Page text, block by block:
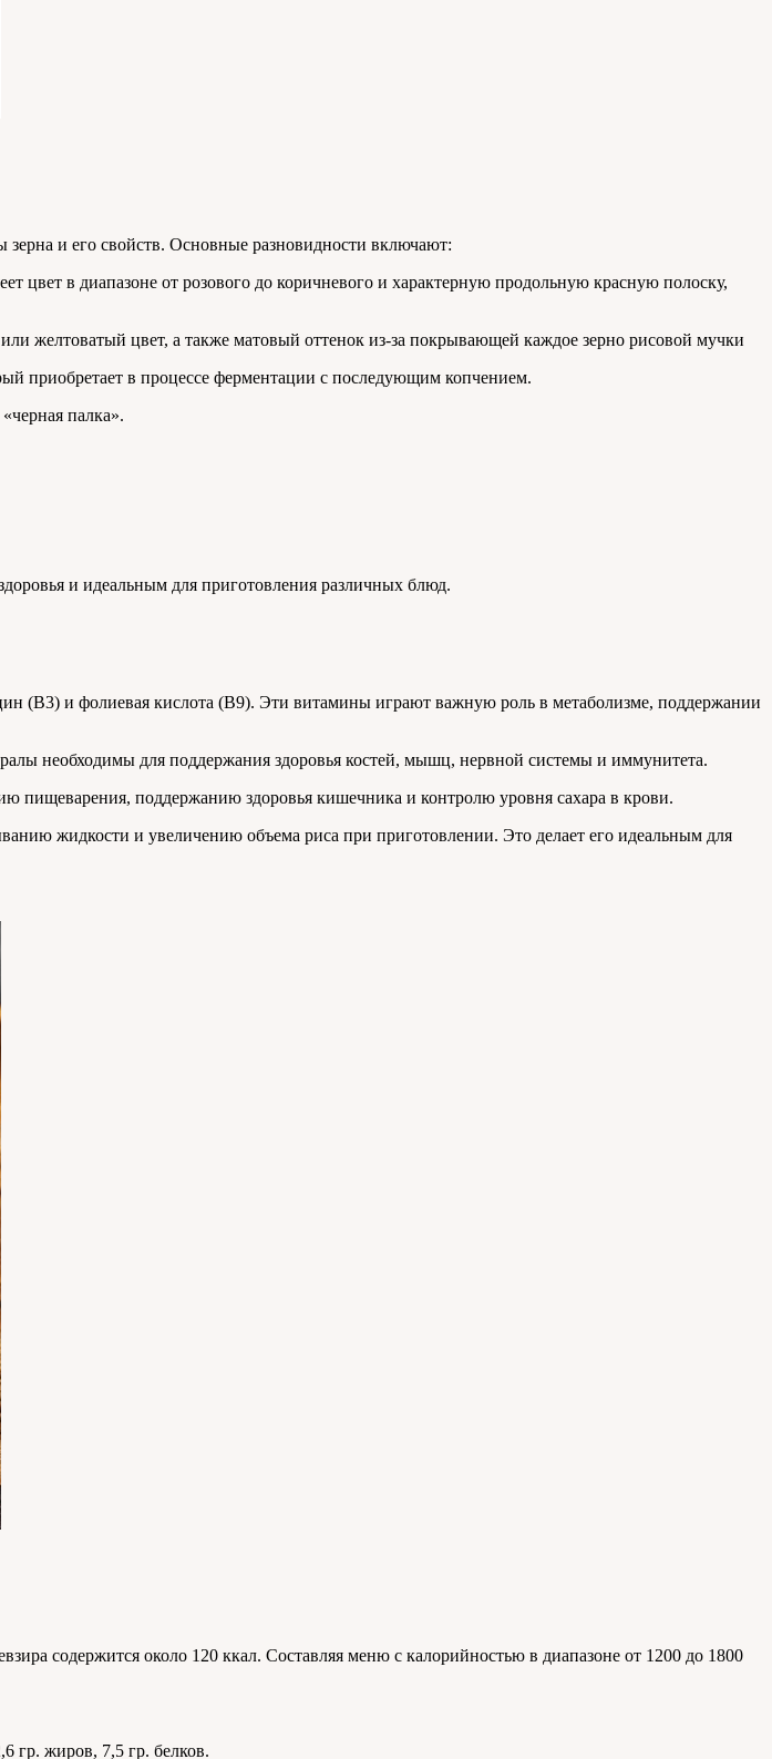
зерна и его свойств. Основные разновидности включают:
цвет в диапазоне от розового до коричневого и характерную продольную красную полоску,
желтоватый цвет, а также матовый оттенок из-за покрывающей каждое зерно рисовой мучки
приобретает в процессе ферментации с последующим копчением.
палка».
и идеальным для приготовления различных блюд.
(B3) и фолиевая кислота (B9). Эти витамины играют важную роль в метаболизме, поддержании
необходимы для поддержания здоровья костей, мышц, нервной системы и иммунитета.
пищеварения, поддержанию здоровья кишечника и контролю уровня сахара в крови.
жидкости и увеличению объема риса при приготовлении. Это делает его идеальным для
содержится около 120 ккал. Составляя меню с калорийностью в диапазоне от 1200 до 1800
гр. жиров, 7,5 гр. белков.